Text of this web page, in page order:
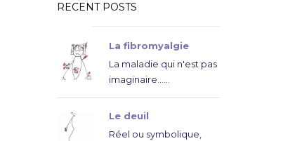
RECENT POSTS
La fibromyalgie
La maladie qui n'est pas
imaginaire......
Le deuil
Réel ou symbolique,